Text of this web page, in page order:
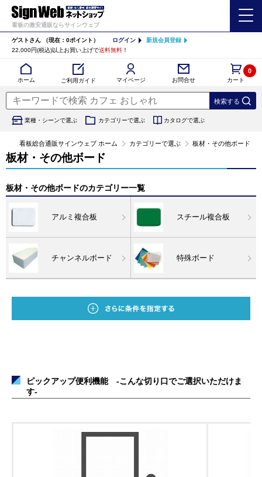
看板の激安通販ならサインウェブ
ゲストさん （現在：0ポイント） ログイン
新規会員登録
22,000円(税込)以上お買い上げで送料無料 ！
ホーム ご利用ガイド マイページ お問合せ カート
0
業種・シーンで選ぶ カテゴリーで選ぶ カタログで選ぶ
看板総合通販サインウェブ ホーム カテゴリーで選ぶ 板材・その他ボード
板材・その他ボード
板材・その他ボードのカテゴリー一覧
アルミ複合板 スチール複合板
チャンネルボード 特殊ボード
ピックアップ便利機能 -こんな切り口でご選択いただけま
す-